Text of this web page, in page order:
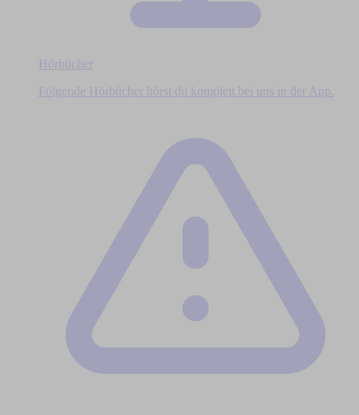
Hörbücher
Folgende Hörbücher hörst du komplett bei uns in der App.